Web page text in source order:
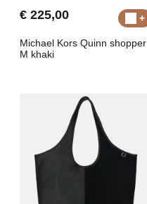
€ 225,00
Michael Kors Quinn shopper
M khaki